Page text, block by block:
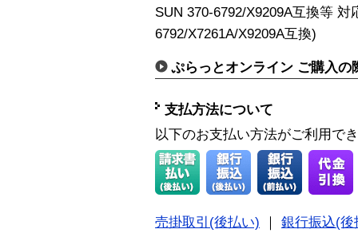
SUN 370-6792/X9209A互換等 対
6792/X7261A/X9209A互換)
ぷらっとオンライン ご購入の
支払方法について
以下のお支払い方法がご利用で
売掛取引(後払い) ｜ 銀行振込(後